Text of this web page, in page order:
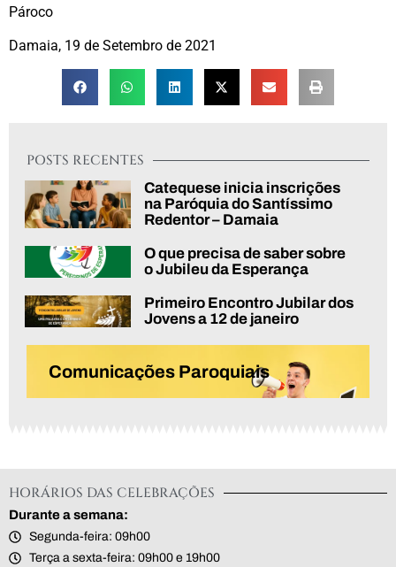
POSTS RECENTES
Catequese inicia inscrições
na Paróquia do Santíssimo
Redentor – Damaia
O que precisa de saber sobre
o Jubileu da Esperança
Primeiro Encontro Jubilar dos
Jovens a 12 de janeiro
Comunicações Paroquiais
Pároco
Damaia, 19 de Setembro de 2021
HORÁRIOS DAS CELEBRAÇÕES
Durante a semana:
Segunda-feira: 09h00
Terça a sexta-feira: 09h00 e 19h00